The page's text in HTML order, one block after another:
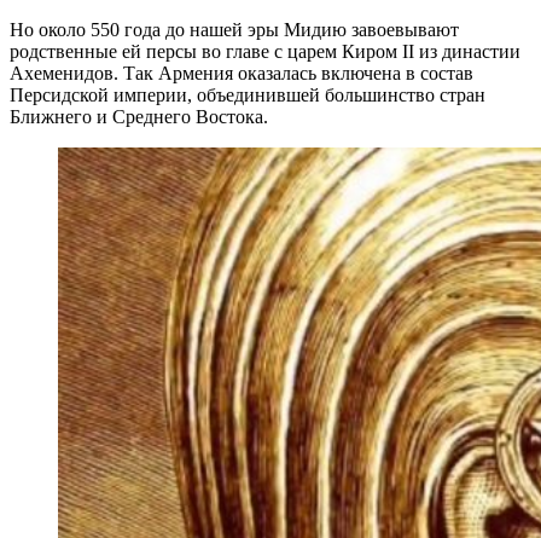
Но около 550 года до нашей эры Мидию завоевывают
родственные ей персы во главе с царем Киром II из династии
Ахеменидов. Так Армения оказалась включена в состав
Персидской империи, объединившей большинство стран
Ближнего и Среднего Востока.